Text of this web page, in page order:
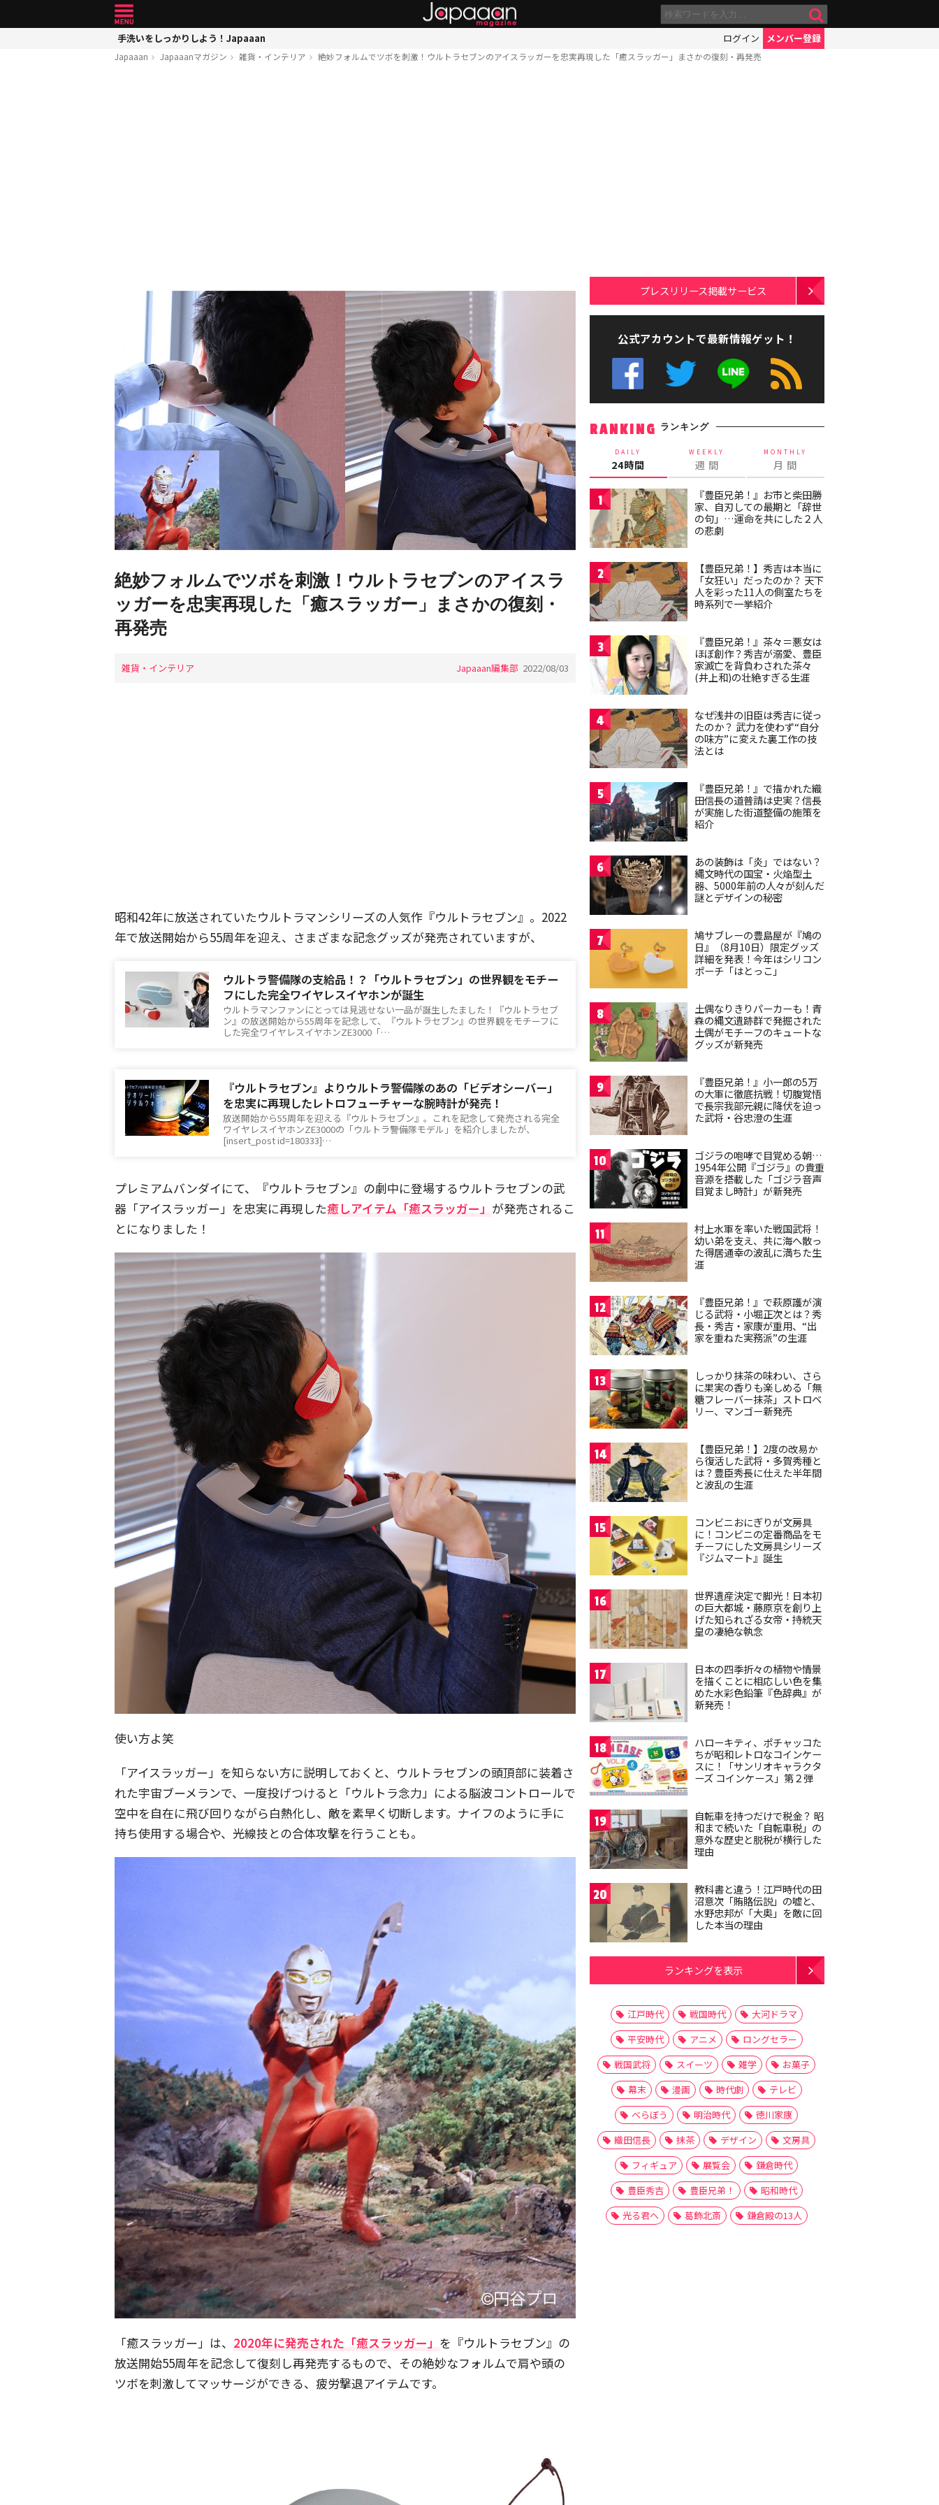
手洗いをしっかりしよう！Japaaan ログイン メンバー登録
Japaaan Japaaanマガジン 雑貨・インテリア 絶妙フォルムでツボを刺激！ウルトラセブンのアイスラッガーを忠実再現した「癒スラッガー」まさかの復刻・再発売
絶妙フォルムでツボを刺激！ウルトラセブンのアイスラ
ッガーを忠実再現した「癒スラッガー」まさかの復刻・
再発売
雑貨・インテリア Japaaan編集部 2022/08/03
昭和42年に放送されていたウルトラマンシリーズの人気作『ウルトラセブン』。2022
年で放送開始から55周年を迎え、さまざまな記念グッズが発売されていますが、
ウルトラ警備隊の支給品！？「ウルトラセブン」の世界観をモチー
フにした完全ワイヤレスイヤホンが誕生
ウルトラマンファンにとっては見逃せない一品が誕生したました！『ウルトラセブ
ン』の放送開始から55周年を記念して、『ウルトラセブン』の世界観をモチーフに
した完全ワイヤレスイヤホンZE3000「…
『ウルトラセブン』よりウルトラ警備隊のあの「ビデオシーバー」
を忠実に再現したレトロフューチャーな腕時計が発売！
放送開始から55周年を迎える『ウルトラセブン』。これを記念して発売される完全
ワイヤレスイヤホンZE3000の「ウルトラ警備隊モデル」を紹介しましたが、
[insert_post id=180333]…
プレミアムバンダイにて、『ウルトラセブン』の劇中に登場するウルトラセブンの武
器「アイスラッガー」を忠実に再現した癒しアイテム「癒スラッガー」 が発売されるこ
とになりました！
使い方よ笑
「アイスラッガー」を知らない方に説明しておくと、ウルトラセブンの頭頂部に装着さ
れた宇宙ブーメランで、一度投げつけると「ウルトラ念力」による脳波コントロールで
空中を自在に飛び回りながら白熱化し、敵を素早く切断します。ナイフのように手に
持ち使用する場合や、光線技との合体攻撃を行うことも。
「癒スラッガー」は、 2020年に発売された「癒スラッガー」 を『ウルトラセブン』の
放送開始55周年を記念して復刻し再発売するもので、その絶妙なフォルムで肩や頭の
ツボを刺激してマッサージができる、疲労撃退アイテムです。
プレスリリース掲載サービス
公式アカウントで最新情報ゲット！
RANKING ランキング
DAILY
24時間
WEEKLY
週 間
MONTHLY
月 間
1
『豊臣兄弟！』お市と柴田勝
家、自刃しての最期と「辞世
の句」…運命を共にした２人
の悲劇
2
【豊臣兄弟！】秀吉は本当に
「女狂い」だったのか？ 天下
人を彩った11人の側室たちを
時系列で一挙紹介
3
『豊臣兄弟！』茶々＝悪女は
ほぼ創作？秀吉が溺愛、豊臣
家滅亡を背負わされた茶々
(井上和)の壮絶すぎる生涯
4
なぜ浅井の旧臣は秀吉に従っ
たのか？ 武力を使わず“自分
の味方”に変えた裏工作の技
法とは
5
『豊臣兄弟！』で描かれた織
田信長の道普請は史実？信長
が実施した街道整備の施策を
紹介
6
あの装飾は「炎」ではない？
縄文時代の国宝・火焔型土
器、5000年前の人々が刻んだ
謎とデザインの秘密
7
鳩サブレーの豊島屋が『鳩の
日』（8月10日）限定グッズ
詳細を発表！今年はシリコン
ポーチ「はとっこ」
8
土偶なりきりパーカーも！青
森の縄文遺跡群で発掘された
土偶がモチーフのキュートな
グッズが新発売
9
『豊臣兄弟！』小一郎の5万
の大軍に徹底抗戦！切腹覚悟
で長宗我部元親に降伏を迫っ
た武将・谷忠澄の生涯
10
ゴジラの咆哮で目覚める朝…
1954年公開『ゴジラ』の貴重
音源を搭載した「ゴジラ音声
目覚まし時計」が新発売
11
村上水軍を率いた戦国武将！
幼い弟を支え、共に海へ散っ
た得居通幸の波乱に満ちた生
涯
12
『豊臣兄弟！』で萩原護が演
じる武将・小堀正次とは？秀
長・秀吉・家康が重用、“出
家を重ねた実務派”の生涯
13
しっかり抹茶の味わい、さら
に果実の香りも楽しめる「無
糖フレーバー抹茶」ストロベ
リー、マンゴー新発売
14
【豊臣兄弟！】2度の改易か
ら復活した武将・多賀秀種と
は？豊臣秀長に仕えた半年間
と波乱の生涯
15
コンビニおにぎりが文房具
に！コンビニの定番商品をモ
チーフにした文房具シリーズ
『ジムマート』誕生
16
世界遺産決定で脚光！日本初
の巨大都城・藤原京を創り上
げた知られざる女帝・持統天
皇の凄絶な執念
17
日本の四季折々の植物や情景
を描くことに相応しい色を集
めた水彩色鉛筆『色辞典』が
新発売！
18
ハローキティ、ポチャッコた
ちが昭和レトロなコインケー
スに！「サンリオキャラクタ
ーズ コインケース」第２弾
19
自転車を持つだけで税金？ 昭
和まで続いた「自転車税」の
意外な歴史と脱税が横行した
理由
20
教科書と違う！江戸時代の田
沼意次「賄賂伝説」の嘘と、
水野忠邦が「大奥」を敵に回
した本当の理由
ランキングを表示
江戸時代 戦国時代
大河ドラマ
平安時代
アニメ
ロングセラー
戦国武将
スイーツ 雑学
お菓子
幕末
漫画 時代劇
テレビ
べらぼう
明治時代
徳川家康
織田信長
抹茶 デザイン
文房具
フィギュア
展覧会
鎌倉時代
豊臣秀吉
豊臣兄弟！
昭和時代
光る君へ
葛飾北斎 鎌倉殿の13人